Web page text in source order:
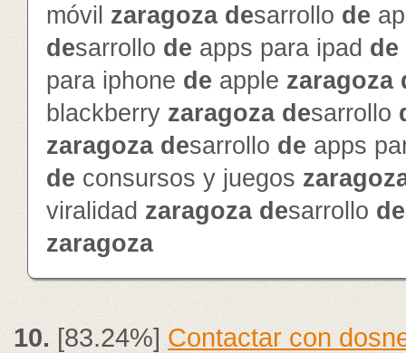
móvil zaragoza desarrollo de
desarrollo de apps para ipad de
para iphone de apple zaragoza
blackberry zaragoza desarrollo
zaragoza desarrollo de apps
de consursos y juegos
viralidad zaragoza desarrollo de
zaragoza
10.[83.24%]Contactar con